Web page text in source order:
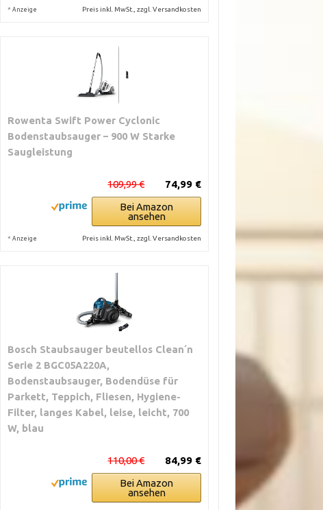
* Anzeige Preis inkl. MwSt., zzgl. Versandkosten
Rowenta Swift Power Cyclonic
Bodenstaubsauger – 900 W Starke
Saugleistung
74,99 €
109,99 €
Bei Amazon
ansehen
* Anzeige Preis inkl. MwSt., zzgl. Versandkosten
Bosch Staubsauger beutellos Clean´n
Serie 2 BGC05A220A,
Bodenstaubsauger, Bodendüse für
Parkett, Teppich, Fliesen, Hygiene-
Filter, langes Kabel, leise, leicht, 700
W, blau
84,99 €
110,00 €
Bei Amazon
ansehen